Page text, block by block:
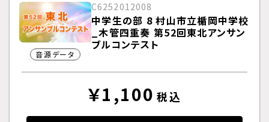
音源データ
C6252012008
中学生の部 8 村山市立楯岡中学校
_木管四重奏 第52回東北アンサン
ブルコンテスト
￥1,100 税込